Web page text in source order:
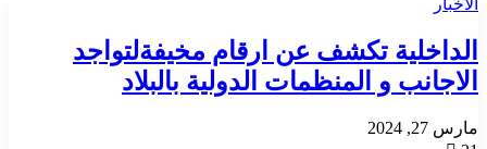
تكشف عن ارقام مخيفةلتواجد
و المنظمات الدولية بالبلاد